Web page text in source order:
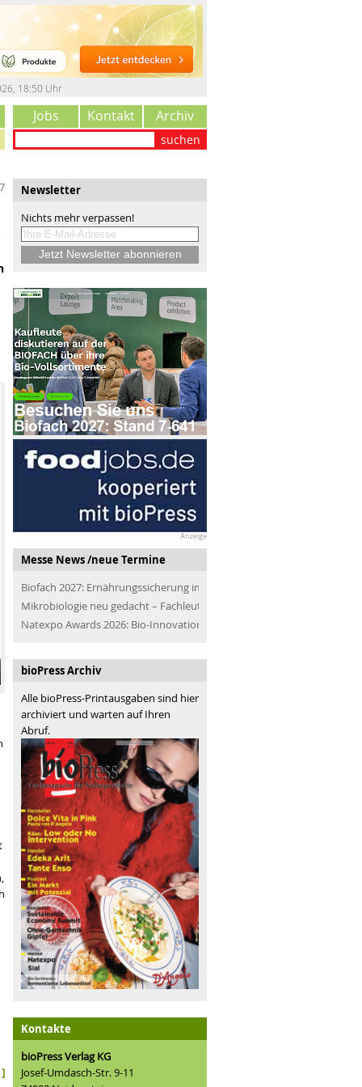
18:50 Uhr
Jobs Kontakt Archiv
suchen
]
Newsletter
Nichts mehr verpassen!
Anzeige
Messe News /neue Termine
Biofach 2027: Ernährungssicherung im Blick
Mikrobiologie neu gedacht – Fachleute der Branche treffen
Natexpo Awards 2026: Bio-Innovationen für alle
bioPress Archiv
Alle bioPress-Printausgaben sind hier
archiviert und warten auf Ihren
Abruf.
Kontakte
bioPress Verlag KG
Josef-Umdasch-Str. 9-11